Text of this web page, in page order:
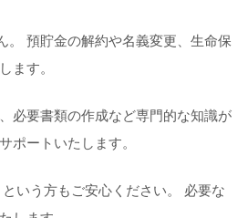
。 預貯金の解約や名義変更、生命保
ます。
必要書類の作成など専門的な知識が
ポートいたします。
いう方もご安心ください。 必要な